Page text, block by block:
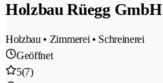
Holzbau Rüegg GmbH
Holzbau • Zimmerei • Schreinerei
Geöffnet
5(7)